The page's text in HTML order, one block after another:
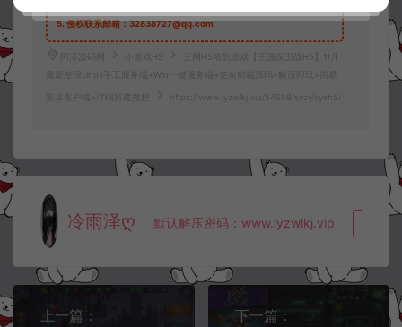
5.侵权联系邮箱：32838727@qq.com
阿泽源码网
三网H5塔防游戏【王国保卫战H5】11月
最新整理Linux手工服务端+Win一键服务端+逆向前端源码+解压即玩+简易
安卓客户端+详细搭建教程 https://www.lyzwlkj.vip/54508/syzy/xyxh5/
冷雨泽ღ 默认解压密码：www.lyzwlkj.vip
上一篇：
下一篇：